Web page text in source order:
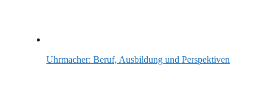
Uhrmacher: Beruf, Ausbildung und Perspektiven